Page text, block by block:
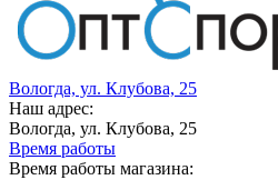
Вологда, ул. Клубова, 25
Наш адрес:
Вологда, ул. Клубова, 25
Время работы
Время работы магазина: